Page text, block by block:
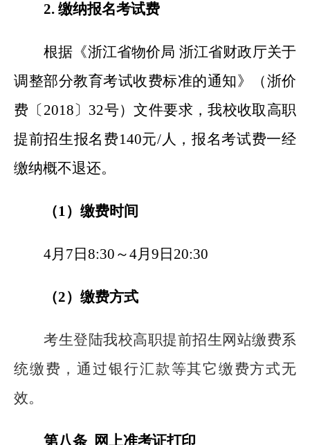
2. 缴纳报名考试费
根据《浙江省物价局 浙江省财政厅关于
调整部分教育考试收费标准的通知》（浙价
费〔2018〕32号）文件要求，我校收取高职
提前招生报名费140元/人，报名考试费一经
缴纳概不退还。
（1）缴费时间
4月7日8:30～4月9日20:30
（2）缴费方式
考生登陆我校高职提前招生网站缴费系
统缴费，通过银行汇款等其它缴费方式无
效。
第八条 网上准考证打印